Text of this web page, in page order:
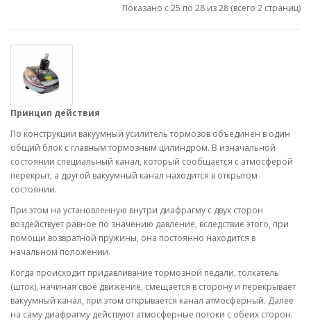
Показано с 25 по 28 из 28 (всего 2 страниц)
Принцип действия
По конструкции вакуумный усилитель тормозов объединен в один
общий блок с главным тормозным цилиндром. В изначальной
состоянии специальный канал, который сообщается с атмосферой
перекрыт, а другой вакуумный канал находится в открытом
состоянии.
При этом на установленную внутри диафрагму с двух сторон
воздействует равное по значению давление, вследствие этого, при
помощи возвратной пружины, она постоянно находится в
начальном положении.
Когда происходит придавливание тормозной педали, толкатель
(шток), начиная своё движение, смещается в сторону и перекрывает
вакуумный канал, при этом открывается канал атмосферный. Далее
на саму диафрагму действуют атмосферные потоки с обеих сторон.